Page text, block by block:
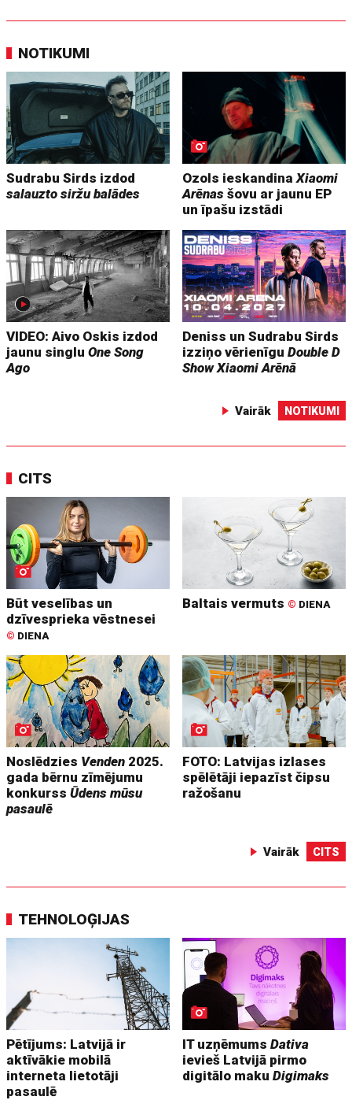
NOTIKUMI
Sudrabu Sirds izdod
salauzto siržu balādes
Ozols ieskandinaXiaomi
Arēnas šovu ar jaunu EP
un īpašu izstādi
VIDEO: Aivo Oskis izdod
jaunu singluOne Song
Ago
Deniss un Sudrabu Sirds
izziņo vērienīguDouble D
Show Xiaomi Arēnā
Vairāk NOTIKUMI
CITS
Būt veselības un
dzīvesprieka vēstnesei
© DIENA
Baltais vermuts © DIENA
Noslēdzies Venden 2025.
gada bērnu zīmējumu
konkurssŪdens mūsu
pasaulē
FOTO: Latvijas izlases
spēlētāji iepazīst čipsu
ražošanu
Vairāk CITS
TEHNOLOĢIJAS
Pētījums: Latvijā ir
aktīvākie mobilā
interneta lietotāji
pasaulē
IT uzņēmumsDativa
ievieš Latvijā pirmo
digitālo makuDigimaks